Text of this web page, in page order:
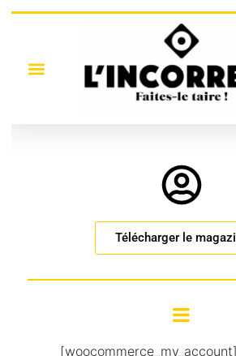
Télécharger le
[woocommerce_my_account]